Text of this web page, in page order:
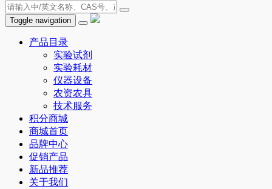
Toggle navigation
产品目录
实验试剂
实验耗材
仪器设备
农资农具
技术服务
积分商城
商城首页
品牌中心
促销产品
新品推荐
关于我们